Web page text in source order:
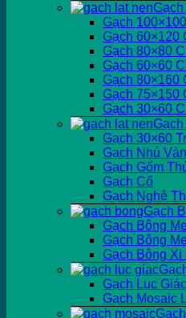
Gạch
Gạch 60×120
Gạch 80×80
Gạch 60×60
Gạch 80×160
Gạch 75×150
Gạch 30×60
Gạch
Gạch 30×60
Gạch Nhủ
Gạch Gốm
Gạch Cổ
Gạch Nghệ
Gạch
Gạch Bông
Gạch Bông
Gạch Bông Xi
Gạch Lục
Gạch Mosaic